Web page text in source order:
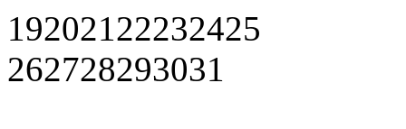
19202122232425
262728293031